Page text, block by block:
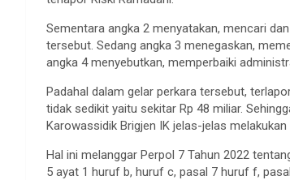
Sementara angka 2 menyatakan, mencari
tersebut. Sedang angka 3 menegaskan,
angka 4 menyebutkan, memperbaiki
Padahal dalam gelar perkara tersebut,
tidak sedikit yaitu sekitar Rp 48 miliar.
Karowassidik Brigjen IK jelas-jelas
Hal ini melanggar Perpol 7 Tahun 2022
5 ayat 1 huruf b, huruf c, pasal 7 huruf f,